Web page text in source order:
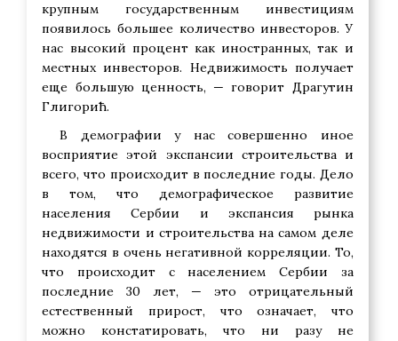
крупным государственным инвестициям
появилось большее количество инвесторов. У
нас высокий процент как иностранных, так и
местных инвесторов. Недвижимость получает
еще большую ценность, — говорит Драгутин
Глигорић.
В демографии у нас совершенно иное
восприятие этой экспансии строительства и
всего, что происходит в последние годы. Дело
в том, что демографическое развитие
населения Сербии и экспансия рынка
недвижимости и строительства на самом деле
находятся в очень негативной корреляции. То,
что происходит с населением Сербии за
последние 30 лет, — это отрицательный
естественный прирост, что означает, что
можно констатировать, что ни разу не